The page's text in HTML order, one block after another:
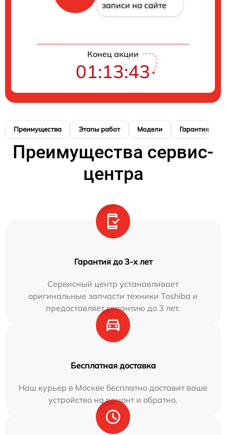
записи на сайте
Конец акции
01:13:42
Преимущества Этапы работ Модели Гарантия
Преимущества сервис-
центра
Гарантия до 3-х лет
Сервисный центр устанавливает
оригинальные запчасти техники Toshiba и
предоставляет гарантию до 3 лет.
Бесплатная доставка
Наш курьер в Москве бесплатно доставит ваше
устройство на ремонт и обратно.